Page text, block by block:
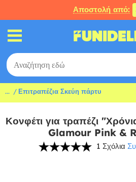
Αποστολή από:
... Επιτραπέζια Σκεύη πάρτυ
Κονφέτι για τραπέζι
Glamour Pink &
1 Σχόλια